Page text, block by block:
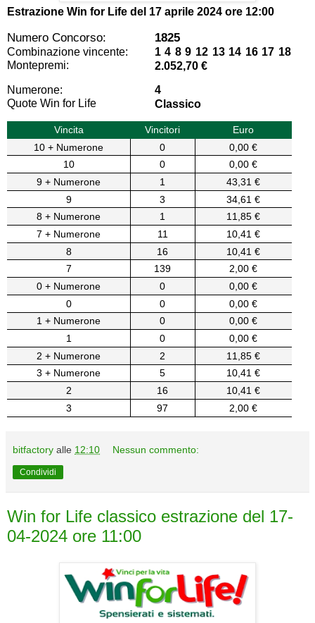
Estrazione Win for Life del 17 aprile 2024 ore 12:00
Numero Concorso: 1825
Combinazione vincente:
1 4 8 9 12 13 14 16 17 18
Montepremi:
2.052,70 €
Numerone:
4
Quote Win for Life
Classico
Vincita Vincitori
Euro
10 + Numerone
0
0,00 €
10
0
0,00 €
9 + Numerone
1
43,31 €
9
3
34,61 €
8 + Numerone
1
11,85 €
7 + Numerone
11
10,41 €
8
16
10,41 €
7
139
2,00 €
0 + Numerone
0
0,00 €
0
0
0,00 €
1 + Numerone
0
0,00 €
1
0
0,00 €
2 + Numerone
2
11,85 €
3 + Numerone
5
10,41 €
2
16
10,41 €
3
97 2,00 €
bitfactory alle 12:10 Nessun commento:
Condividi
Win for Life classico estrazione del 17-
04-2024 ore 11:00